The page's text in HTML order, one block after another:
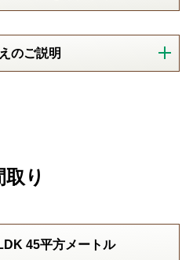
のご説明
り
45平方メートル